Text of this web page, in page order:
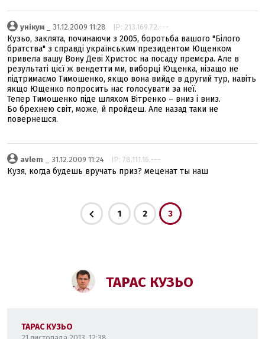
унікум _ 31.12.2009 11:28 IP: 213.169.72.---
Кузьо, заклята, починаючи з 2005, боротьба вашого "Білого
братства" з справді українським президентом Ющенком
привела вашу Вону Деві Христос на посаду премєра. Але в
результаті цієї ж вендетти ми, виборці Ющенка, нізащо не
підтримаємо Тимошенко, якщо вона вийде в другий тур, навіть
якщо Ющенко попросить нас голосувати за неї.
Тепер Тимошенко піде шляхом Вітренко – вниз і вниз.
Бо брехнею світ, може, й пройдеш. Але назад таки не
повернешся.
avlem _ 31.12.2009 11:24 IP: 78.111.16.---
Кузя, когда будешь вручать приз? меценат ты наш
1 2 3
ТАРАС КУЗЬО
ТАРАС КУЗЬО